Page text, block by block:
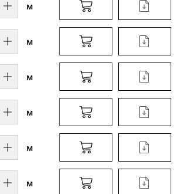
м
м
м
м
м
м